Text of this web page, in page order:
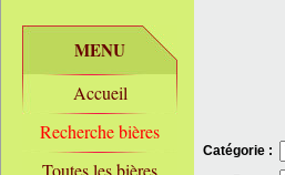
MENU
Accueil
Recherche bières
Toutes les bières
Catégorie :